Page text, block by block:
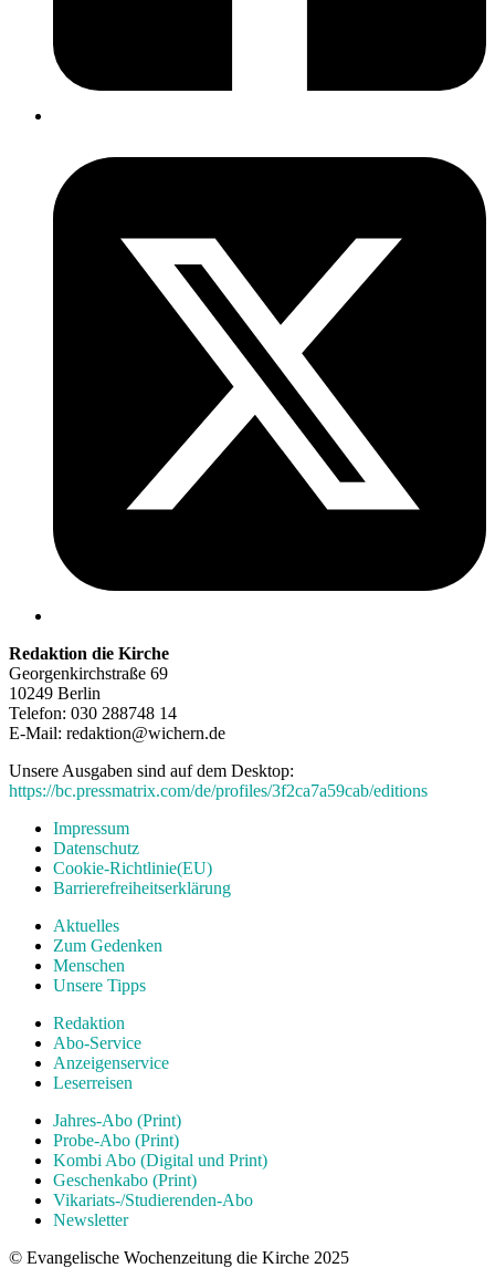
Redaktion die Kirche
Georgenkirchstraße 69
10249 Berlin
Telefon: 030 288748 14
E-Mail: redaktion@wichern.de
Unsere Ausgaben sind auf dem Desktop:
https://bc.pressmatrix.com/de/profiles/3f2ca7a59cab/editions
Impressum
Datenschutz
Cookie-Richtlinie(EU)
Barrierefreiheitserklärung
Aktuelles
Zum Gedenken
Menschen
Unsere Tipps
Redaktion
Abo-Service
Anzeigenservice
Leserreisen
Jahres-Abo (Print)
Probe-Abo (Print)
Kombi Abo (Digital und Print)
Geschenkabo (Print)
Vikariats-/Studierenden-Abo
Newsletter
© Evangelische Wochenzeitung die Kirche 2025